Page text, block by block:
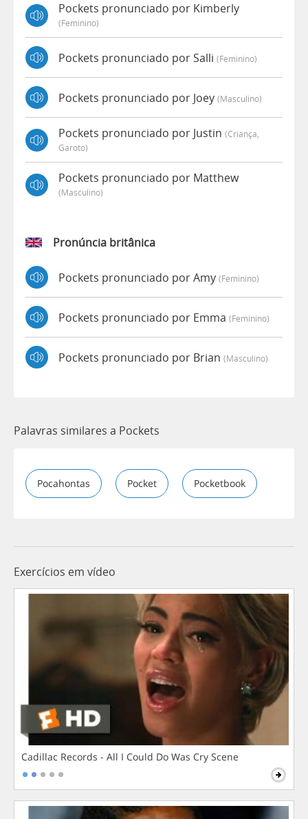
Pockets pronunciado por Kimberly
(feminino)
Pockets pronunciado por Salli (feminino)
Pockets pronunciado por Joey (masculino)
Pockets pronunciado por Justin (criança,
Garoto)
Pockets pronunciado por Matthew
(masculino)
Pronúncia britânica
Pockets pronunciado por Amy (feminino)
Pockets pronunciado por Emma (feminino)
Pockets pronunciado por Brian (masculino)
Palavras similares a Pockets
Pocahontas Pocket Pocketbook
Exercícios em vídeo
Cadillac Records - All I Could Do Was Cry Scene